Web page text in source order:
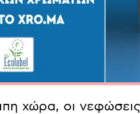
χώρα, οι